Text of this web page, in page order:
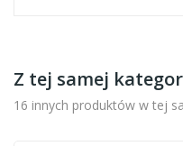
Z tej samej
16 innych produktów w tej